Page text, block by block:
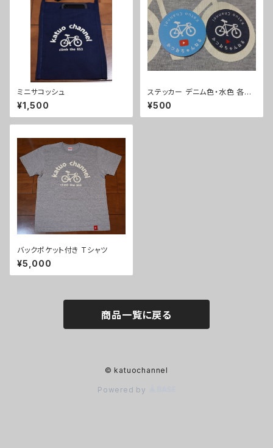
ミニサコッシュ
¥1,500
ステッカー デニム色・水色 各１
枚
¥500
バックポケット付き Tシャツ
¥5,000
商品一覧に戻る
© katuochannel
Powered by